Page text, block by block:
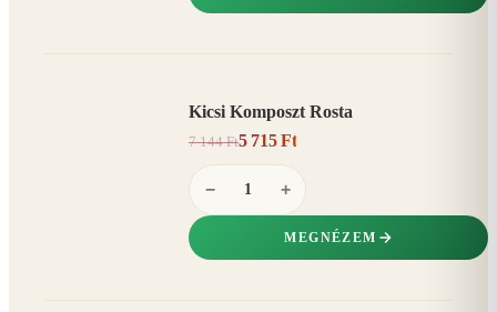
Kicsi Komposzt Rosta
7 144 Ft5 715 Ft
− +
MEGNÉZEM